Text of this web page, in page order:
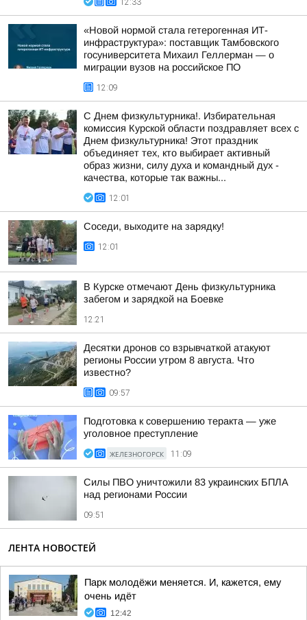
12:33
«Новой нормой стала гетерогенная ИТ-
инфраструктура»: поставщик Тамбовского
госуниверситета Михаил Геллерман — о
миграции вузов на российское ПО
12:09
С Днем физкультурника!. Избирательная
комиссия Курской области поздравляет всех с
Днем физкультурника! Этот праздник
объединяет тех, кто выбирает активный
образ жизни, силу духа и командный дух -
качества, которые так важны...
12:01
Соседи, выходите на зарядку!
12:01
В Курске отмечают День физкультурника
забегом и зарядкой на Боевке
12:21
Десятки дронов со взрывчаткой атакуют
регионы России утром 8 августа. Что
известно?
09:57
Подготовка к совершению теракта — уже
уголовное преступление
ЖЕЛЕЗНОГОРСК 11:09
Силы ПВО уничтожили 83 украинских БПЛА
над регионами России
09:51
ЛЕНТА НОВОСТЕЙ
Парк молодёжи меняется. И, кажется, ему
очень идёт
12:42